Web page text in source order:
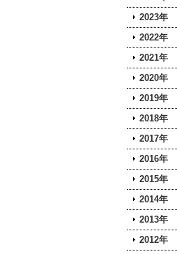
2023年
2022年
2021年
2020年
2019年
2018年
2017年
2016年
2015年
2014年
2013年
2012年